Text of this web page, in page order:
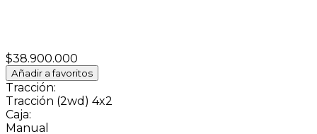
$38.900.000
Añadir a favoritos
Tracción:
Tracción (2wd) 4x2
Caja:
Manual